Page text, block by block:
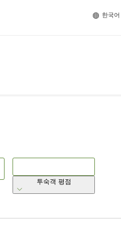
한국어
투숙객 평점